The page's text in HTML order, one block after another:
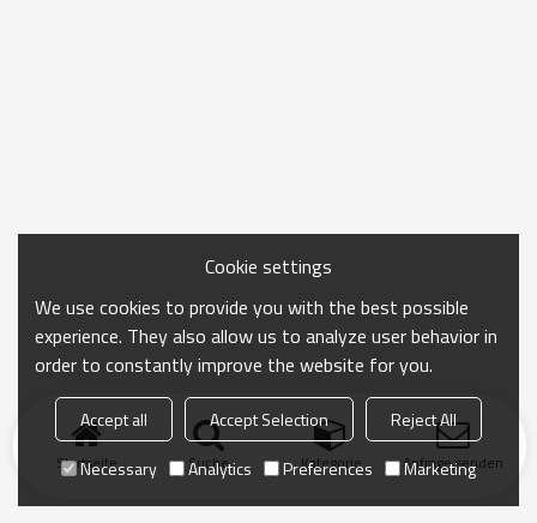
Startseite Suche Kategorie Anfrage senden
Cookie settings
We use cookies to provide you with the best possible
experience. They also allow us to analyze user behavior in
order to constantly improve the website for you.
Accept all Accept Selection
Reject All
Necessary
Analytics Preferences Marketing